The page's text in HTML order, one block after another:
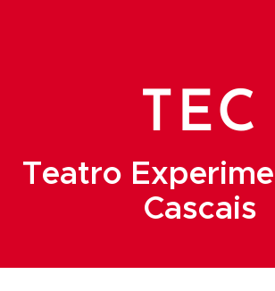
TEC
Teatro
Cascais